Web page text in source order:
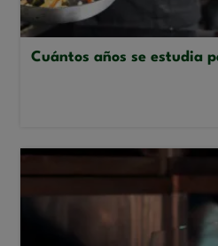
Cuántos años se estudia